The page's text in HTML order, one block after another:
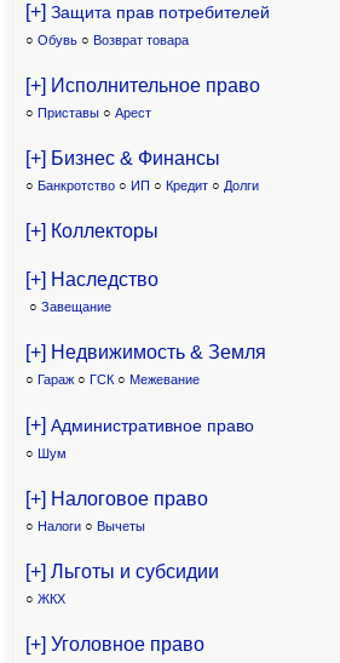
[+] Защита прав потребителей
○ Обувь ○ Возврат товара
[+] Исполнительное право
○ Приставы ○ Арест
[+] Бизнес & Финансы
○ Банкротство ○ ИП ○ Кредит ○ Долги
[+] Коллекторы
[+] Наследство
○ Завещание
[+] Недвижимость & Земля
○ Гараж ○ ГСК ○ Межевание
[+] Административное право
○ Шум
[+] Налоговое право
○ Налоги ○ Вычеты
[+] Льготы и субсидии
○ ЖКХ
[+] Уголовное право